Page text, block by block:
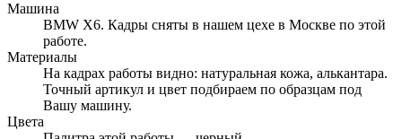
Машина
BMW X6. Кадры сняты в нашем цехе в Москве по этой
работе.
Материалы
На кадрах работы видно: натуральная кожа, алькантара.
Точный артикул и цвет подбираем по образцам под
Вашу машину.
Цвета